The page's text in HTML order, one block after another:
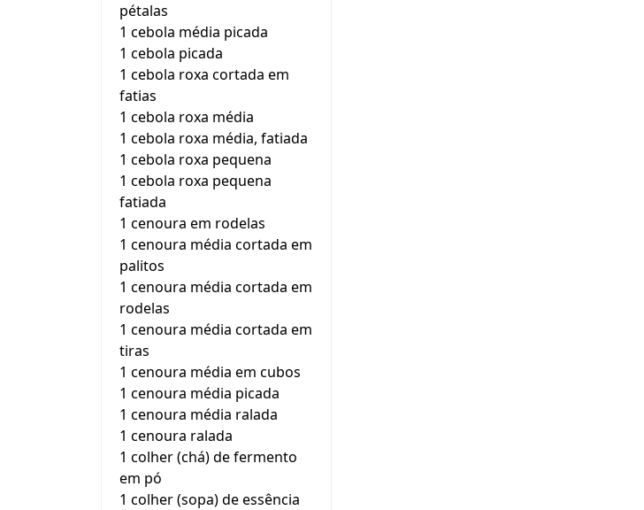
pétalas
1 cebola média picada
1 cebola picada
1 cebola roxa cortada em
fatias
1 cebola roxa média
1 cebola roxa média, fatiada
1 cebola roxa pequena
1 cebola roxa pequena
fatiada
1 cenoura em rodelas
1 cenoura média cortada em
palitos
1 cenoura média cortada em
rodelas
1 cenoura média cortada em
tiras
1 cenoura média em cubos
1 cenoura média picada
1 cenoura média ralada
1 cenoura ralada
1 colher (chá) de fermento
em pó
1 colher (sopa) de essência